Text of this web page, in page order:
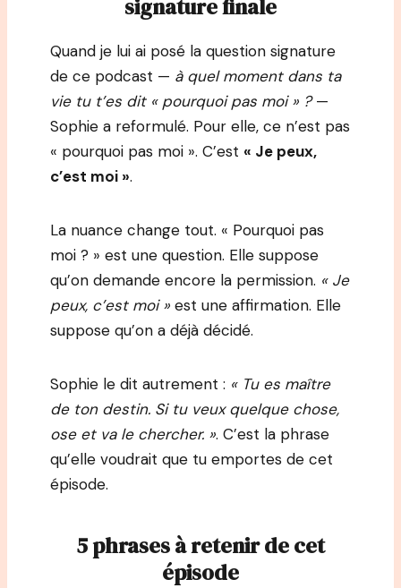
signature finale
Quand je lui ai posé la question signature
de ce podcast — à quel moment dans ta
vie tu t’es dit « pourquoi pas moi » ?—
Sophie a reformulé. Pour elle, ce n’est pas
« pourquoi pas moi ». C’est « Je peux,
c’est moi ».
La nuance change tout. « Pourquoi pas
moi ? » est une question. Elle suppose
qu’on demande encore la permission. « Je
peux, c’est moi » est une affirmation. Elle
suppose qu’on a déjà décidé.
Sophie le dit autrement : « Tu es maître
de ton destin. Si tu veux quelque chose,
ose et va le chercher. ». C’est la phrase
qu’elle voudrait que tu emportes de cet
épisode.
5 phrases à retenir de cet
épisode